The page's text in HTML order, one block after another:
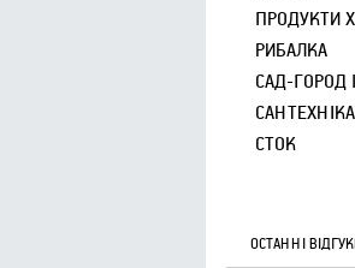
ПРОДУКТИ
РИБАЛКА
САД-ГОРОД
САНТЕХНІКА
СТОК
ОСТАННІ